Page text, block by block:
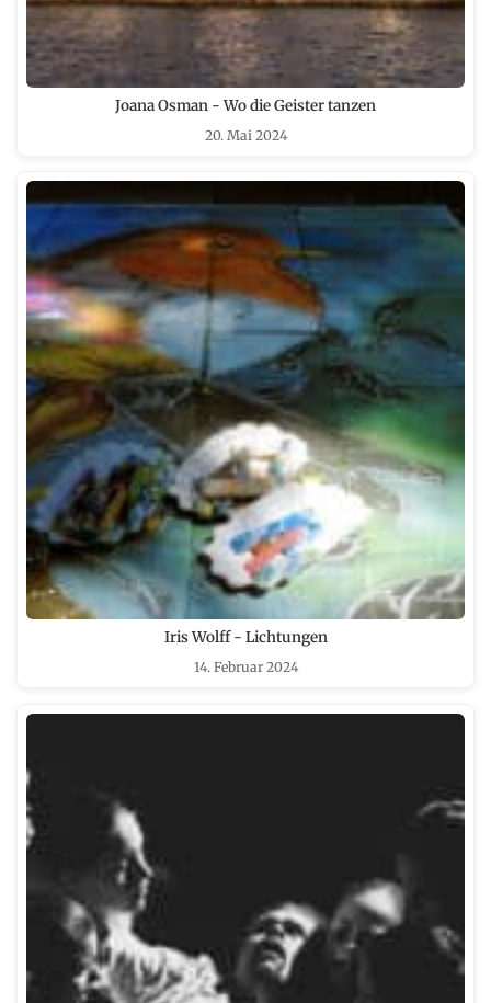
Joana Osman - Wo die Geister tanzen
20. Mai 2024
Iris Wolff - Lichtungen
14. Februar 2024